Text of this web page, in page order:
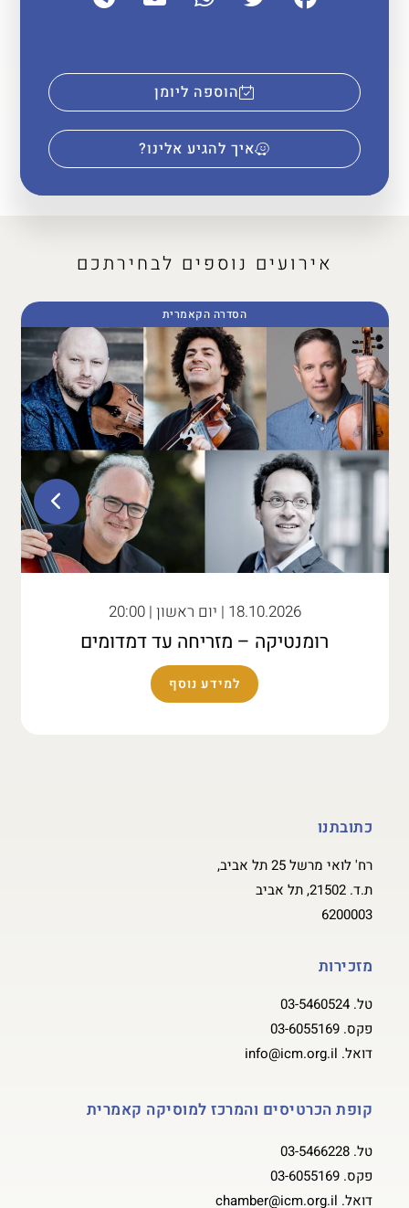
הוספה ליומן
איך להגיע אלינו?
אירועים נוספים לבחירתכם
הסדרה הקאמרית
18.10.2026 | יום ראשון | 20:00
רומנטיקה – מזריחה עד דמדומים
למידע נוסף
כתובתנו
רח' לואי מרשל 25 תל אביב,
ת.ד. 21502, תל אביב
6200003
מזכירות
טל. 03-5460524
פקס. 03-6055169
דואל. info@icm.org.il
קופת הכרטיסים והמרכז למוסיקה קאמרית
טל. 03-5466228
פקס. 03-6055169
דואל. chamber@icm.org.il